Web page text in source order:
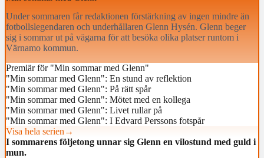
Under sommaren får redaktionen förstärkning av ingen mindre än
fotbollslegendaren och underhållaren Glenn Hysén. Glenn beger
sig i sommar ut på vägarna för att besöka olika platser runtom i
Värnamo kommun.
Premiär för "Min sommar med Glenn"
"Min sommar med Glenn": En stund av reflektion
"Min sommar med Glenn": På rätt spår
"Min sommar med Glenn": Mötet med en kollega
"Min sommar med Glenn": Livet rullar på
"Min sommar med Glenn": I Edvard Perssons fotspår
Visa hela serien →
I sommarens följetong unnar sig Glenn en vilostund med guld i
mun.